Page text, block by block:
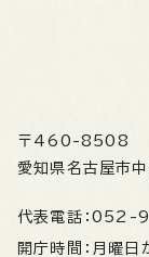
〒460-8508
愛知県名古屋市
代表電話： 052-
開庁時間： 月曜日